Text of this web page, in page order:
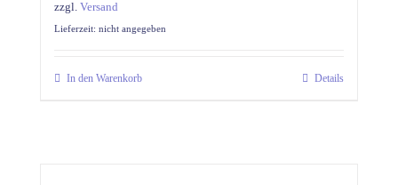
zzgl. Versand
Lieferzeit: nicht angegeben
In den Warenkorb Details